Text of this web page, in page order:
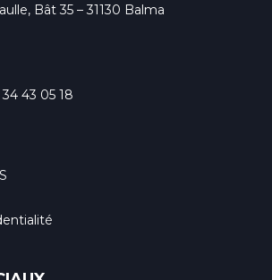
Bât 35 – 31130 Balma
34 43 05 18